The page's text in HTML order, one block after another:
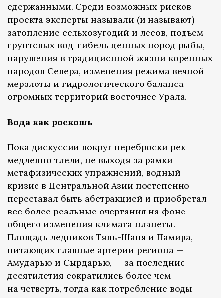
сдержанными. Среди возможных рисков
проекта эксперты называли (и называют)
затопление сельхозугодий и лесов, подъем
грунтовых вод, гибель ценных пород рыбы,
нарушения в традиционной жизни коренных
народов Севера, изменения режима вечной
мерзлоты и гидрологического баланса
огромных территорий восточнее Урала.
Вода как роскошь
Пока дискуссии вокруг переброски рек
медленно тлели, не выходя за рамки
метафизических упражнений, водный
кризис в Центральной Азии постепенно
переставал быть абстракцией и приобретал
все более реальные очертания на фоне
общего изменения климата планеты.
Площадь ледников Тянь-Шаня и Памира,
питающих главные артерии региона —
Амударью и Сырдарью, — за последние
десятилетия сократились более чем
на четверть, тогда как потребление воды